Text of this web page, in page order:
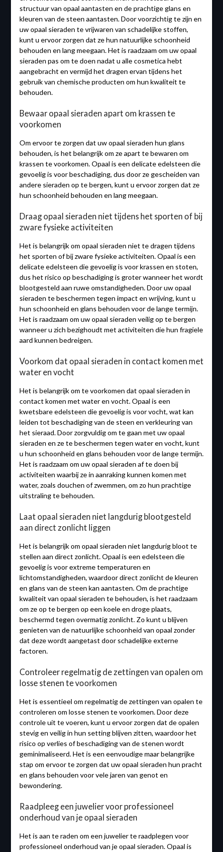
structuur van opaal aantasten en de prachtige glans en
kleuren van de steen aantasten. Door voorzichtig te zijn en
uw opaal sieraden te vrijwaren van schadelijke stoffen,
kunt u ervoor zorgen dat ze hun natuurlijke schoonheid
behouden en lang meegaan. Het is raadzaam om uw opaal
sieraden pas om te doen nadat u alle cosmetica hebt
aangebracht en vermijd het dragen ervan tijdens het
gebruik van chemische producten om hun kwaliteit te
behouden.
Bewaar opaal sieraden apart om krassen te
voorkomen
Om ervoor te zorgen dat uw opaal sieraden hun glans
behouden, is het belangrijk om ze apart te bewaren om
krassen te voorkomen. Opaal is een delicate edelsteen die
gevoelig is voor beschadiging, dus door ze gescheiden van
andere sieraden op te bergen, kunt u ervoor zorgen dat ze
hun schoonheid behouden en lang meegaan.
Draag opaal sieraden niet tijdens het sporten of bij
zware fysieke activiteiten
Het is belangrijk om opaal sieraden niet te dragen tijdens
het sporten of bij zware fysieke activiteiten. Opaal is een
delicate edelsteen die gevoelig is voor krassen en stoten,
dus het risico op beschadiging is groter wanneer het wordt
blootgesteld aan ruwe omstandigheden. Door uw opaal
sieraden te beschermen tegen impact en wrijving, kunt u
hun schoonheid en glans behouden voor de lange termijn.
Het is raadzaam om uw opaal sieraden veilig op te bergen
wanneer u zich bezighoudt met activiteiten die hun fragiele
aard kunnen bedreigen.
Voorkom dat opaal sieraden in contact komen met
water en vocht
Het is belangrijk om te voorkomen dat opaal sieraden in
contact komen met water en vocht. Opaal is een
kwetsbare edelsteen die gevoelig is voor vocht, wat kan
leiden tot beschadiging van de steen en verkleuring van
het sieraad. Door zorgvuldig om te gaan met uw opaal
sieraden en ze te beschermen tegen water en vocht, kunt
u hun schoonheid en glans behouden voor de lange termijn.
Het is raadzaam om uw opaal sieraden af te doen bij
activiteiten waarbij ze in aanraking kunnen komen met
water, zoals douchen of zwemmen, om zo hun prachtige
uitstraling te behouden.
Laat opaal sieraden niet langdurig blootgesteld
aan direct zonlicht liggen
Het is belangrijk om opaal sieraden niet langdurig bloot te
stellen aan direct zonlicht. Opaal is een edelsteen die
gevoelig is voor extreme temperaturen en
lichtomstandigheden, waardoor direct zonlicht de kleuren
en glans van de steen kan aantasten. Om de prachtige
kwaliteit van opaal sieraden te behouden, is het raadzaam
om ze op te bergen op een koele en droge plaats,
beschermd tegen overmatig zonlicht. Zo kunt u blijven
genieten van de natuurlijke schoonheid van opaal zonder
dat deze wordt aangetast door schadelijke externe
factoren.
Controleer regelmatig de zettingen van opalen om
losse stenen te voorkomen
Het is essentieel om regelmatig de zettingen van opalen te
controleren om losse stenen te voorkomen. Door deze
controle uit te voeren, kunt u ervoor zorgen dat de opalen
stevig en veilig in hun setting blijven zitten, waardoor het
risico op verlies of beschadiging van de stenen wordt
geminimaliseerd. Het is een eenvoudige maar belangrijke
stap om ervoor te zorgen dat uw opaal sieraden hun pracht
en glans behouden voor vele jaren van genot en
bewondering.
Raadpleeg een juwelier voor professioneel
onderhoud van je opaal sieraden
Het is aan te raden om een juwelier te raadplegen voor
professioneel onderhoud van je opaal sieraden. Opaal is